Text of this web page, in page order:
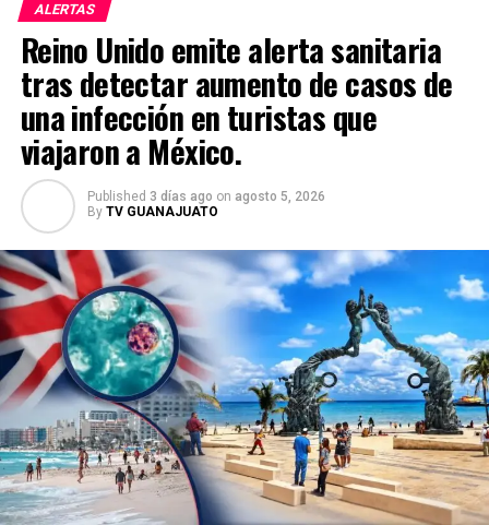
ALERTAS
Reino Unido emite alerta sanitaria
tras detectar aumento de casos de
una infección en turistas que
viajaron a México.
Published 3 días ago on agosto 5, 2026
By TV GUANAJUATO